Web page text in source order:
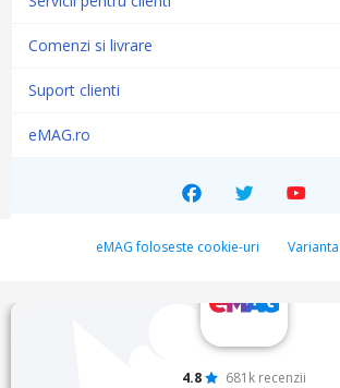
Comenzi si livrare
Suport clienti
eMAG.ro
eMAG foloseste cookie-uri
4.8 681k recenzii